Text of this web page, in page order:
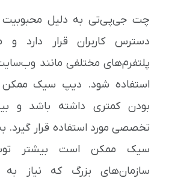
چت جی‌پی‌تی به دلیل محبوبیت
دسترس کاربران قرار دارد و
پلتفرم‌های مختلفی مانند
استفاده شود. دیپ سیک
بودن کمتری داشته باشد و
تخصصی مورد استفاده قرار گیرد.
سیک ممکن است بیشتر
سازمان‌های بزرگ که نیاز به